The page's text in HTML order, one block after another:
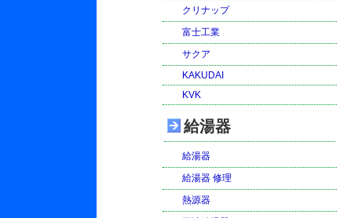
クリナップ
富士工業
サクア
KAKUDAI
KVK
給湯器
給湯器
給湯器 修理
熱源器